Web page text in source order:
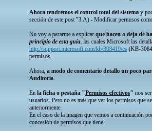
Ahora tendremos el control total del sistemay
sección de este post "3.A) - Modificar permisos
No voy a pararme a explicarque hacen o deja de
principio de esta guía, las cuales Microsoft las
http://support.microsoft.com/kb/308419/es(KB-
permisos.
Ahora,a modo de comentario detallo un poco
Auditoría.
Enla ficha o pestaña "Permisos efectivos"nos
usuarios. Pero no es más que ver los permisos que
anteriormente.
En el caso de la imagen que vemos a continuación
concesión de permisos que tiene.